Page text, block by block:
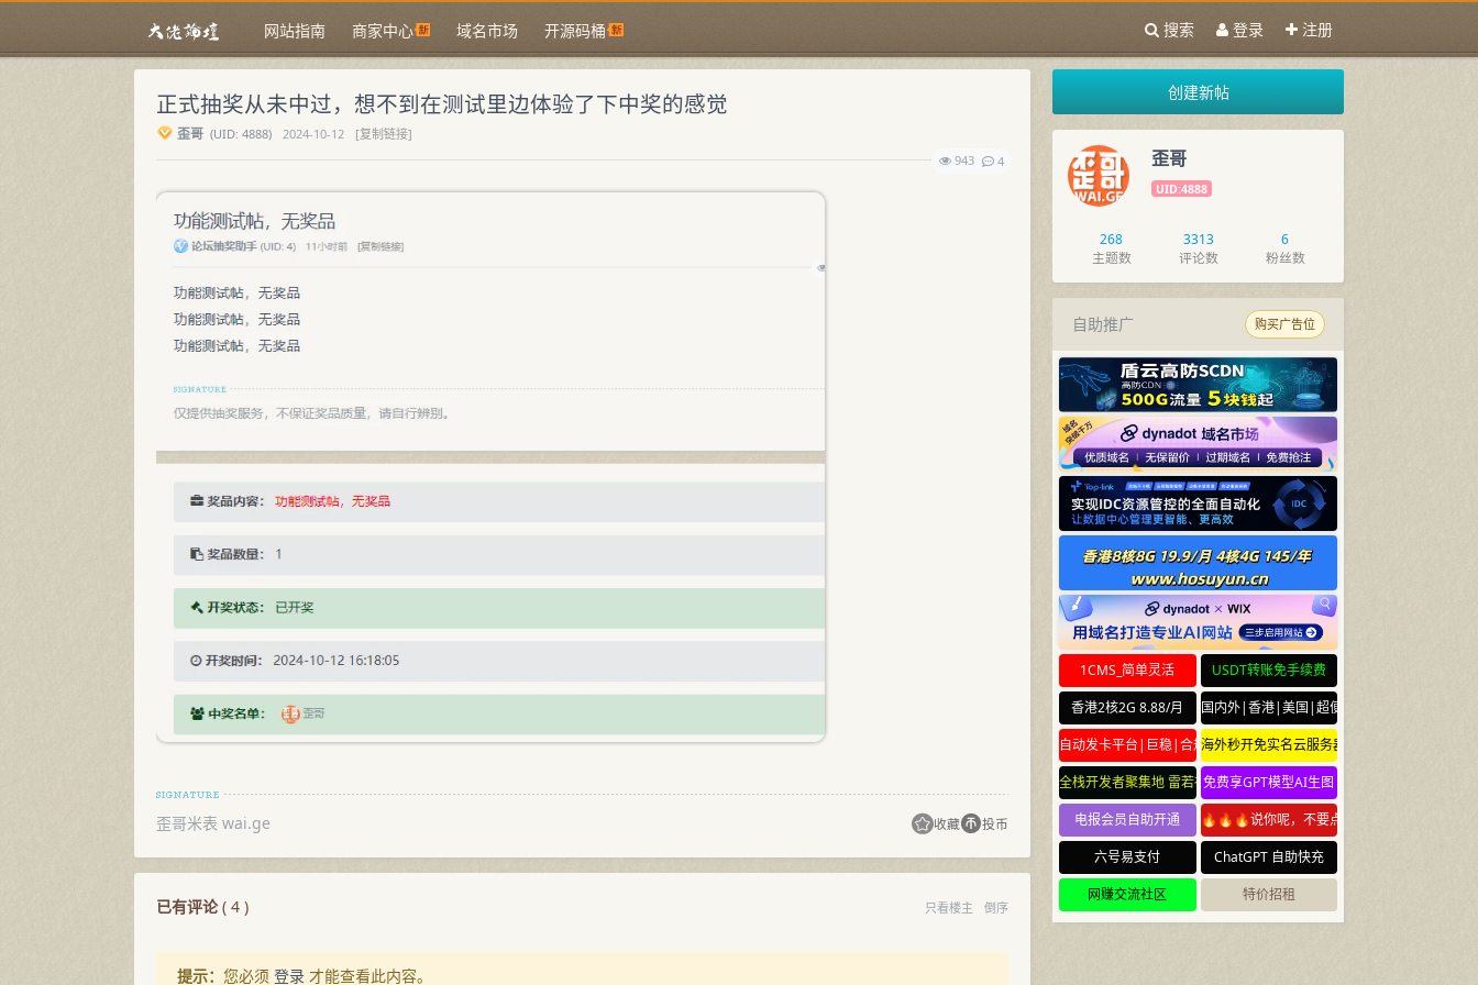
网站指南 商家中心 域名市场 开源码桶 搜索 登录 注册
正式抽奖从未中过，想不到在测试里边体验了下中奖的感觉
歪哥 (UID: 4888) 2024-10-12
[复制链接]
943
4
歪哥米表 wai.ge 收藏 投币
已有评论( 4 ) 只看楼主 倒序
提示： 您必须 登录 才能查看此内容。
创建新帖
歪哥
UID:4888
268
主题数
3313
评论数
6
粉丝数
自助推广 购买广告位
1CMS_简单灵活
USDT转账免手续费
香港2核2G 8.88/月
国内外|香港|美国|超便宜云服务器
自动发卡平台|巨稳|合规海外秒开免实名云服务器
全栈开发者聚集地 雷若社区 leiruo.com
免费享GPT模型AI生图
电报会员自助开通
🔥🔥🔥说你呢，不要点🔥🔥🔥
六号易支付
ChatGPT 自助快充
网赚交流社区
特价招租